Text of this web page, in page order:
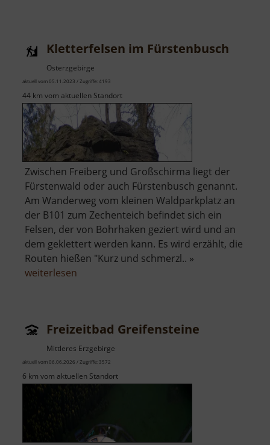
Kletterfelsen im Fürstenbusch
Osterzgebirge
aktuell vom 05.11.2023 / Zugriffe: 4193
44 km vom aktuellen Standort
Zwischen Freiberg und Großschirma liegt der
Fürstenwald oder auch Fürstenbusch genannt.
Am Wanderweg vom kleinen Waldparkplatz an
der B101 zum Zechenteich befindet sich ein
Felsen, der von Bohrhaken geziert wird und an
dem geklettert werden kann. Es wird erzählt, die
Routen hießen "Kurz und schmerzl.. »
weiterlesen
Freizeitbad Greifensteine
Mittleres Erzgebirge
aktuell vom 06.06.2026 / Zugriffe: 3572
6 km vom aktuellen Standort